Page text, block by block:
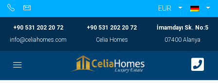
EUR
+90 531 202 20 72
info@celiahomes.com
+90 531 202 20 72
Celia Homes
İmamdayı Sk. No:5
07400 Alanya